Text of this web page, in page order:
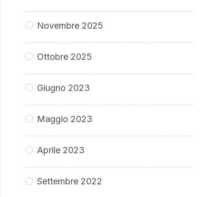
Novembre 2025
Ottobre 2025
Giugno 2023
Maggio 2023
Aprile 2023
Settembre 2022